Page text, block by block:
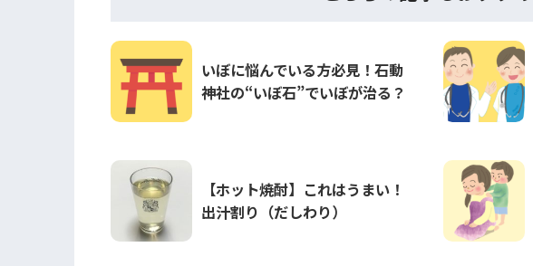
いぼに悩んでいる方必見！石動
神社の“いぼ石”でいぼが治る？
【ホット焼酎】これはうまい！
出汁割り（だしわり）